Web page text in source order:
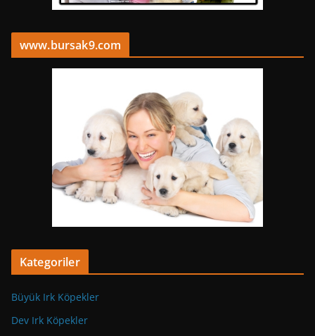
www.bursak9.com
Kategoriler
Büyük Irk Köpekler
Dev Irk Köpekler